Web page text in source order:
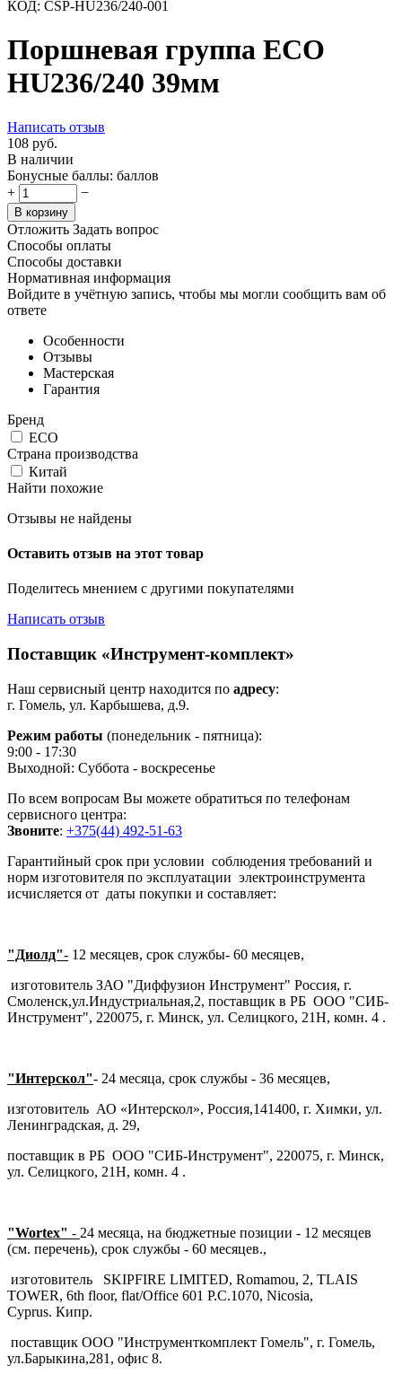
КОД: CSP-HU236/240-001
Поршневая группа ECO
HU236/240 39мм
Написать отзыв
108 руб.
В наличии
Бонусные баллы: баллов
+
−
В корзину
Отложить Задать вопрос
Способы оплаты
Способы доставки
Нормативная информация
Войдите в учётную запись, чтобы мы могли сообщить вам об
ответе
Особенности
Отзывы
Мастерская
Гарантия
Бренд
ECO
Страна производства
Китай
Найти похожие
Отзывы не найдены
Оставить отзыв на этот товар
Поделитесь мнением с другими покупателями
Написать отзыв
Поставщик «Инструмент-комплект»
Наш сервисный центр находится по адресу:
г. Гомель, ул. Карбышева, д.9.
Режим работы (понедельник - пятница):
9:00 - 17:30
Выходной: Суббота - воскресенье
По всем вопросам Вы можете обратиться по телефонам
сервисного центра:
Звоните: +375(44) 492-51-63
Гарантийный срок при условии соблюдения требований и
норм изготовителя по эксплуатации электроинструмента
исчисляется от даты покупки и составляет:
"Диолд"- 12 месяцев, срок службы- 60 месяцев,
изготовитель ЗАО "Диффузион Инструмент" Россия, г.
Смоленск,ул.Индустриальная,2, поставщик в РБ ООО "СИБ-
Инструмент", 220075, г. Минск, ул. Селицкого, 21Н, комн. 4 .
"Интерскол"- 24 месяца, срок службы - 36 месяцев,
изготовитель АО «Интерскол», Россия,141400, г. Химки, ул.
Ленинградская, д. 29,
поставщик в РБ ООО "СИБ-Инструмент", 220075, г. Минск,
ул. Селицкого, 21Н, комн. 4 .
"Wortex" - 24 месяца, на бюджетные позиции - 12 месяцев
(см. перечень), срок службы - 60 месяцев.,
изготовитель SKIPFIRE LIMITED, Romamou, 2, TLAIS
TOWER, 6th floor, flat/Office 601 P.C.1070, Nicosia,
Cyprus. Кипр.
поставщик ООО "Инструменткомплект Гомель", г. Гомель,
ул.Барыкина,281, офис 8.